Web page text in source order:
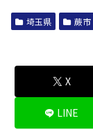
埼玉県 蕨市
X
LINE